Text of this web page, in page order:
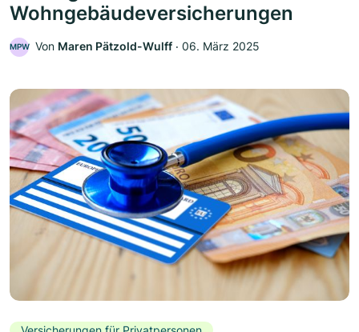
Wohngebäudeversicherungen
MPW Von Maren Pätzold-Wulff ‧ 06. März 2025